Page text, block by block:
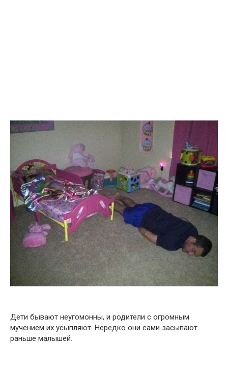
Дети бывают неугомонны, и родители с огромным
мучением их усыпляют. Нередко они сами засыпают
раньше малышей.